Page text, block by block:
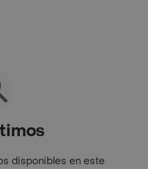
disponibles en este